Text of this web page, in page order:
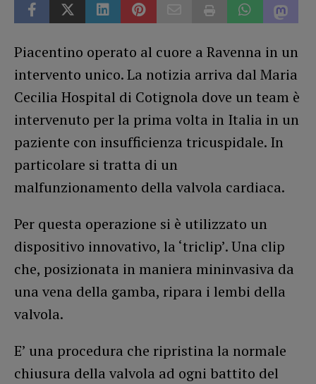
Piacentino operato al cuore a Ravenna in un
intervento unico. La notizia arriva dal Maria
Cecilia Hospital di Cotignola dove un team è
intervenuto per la prima volta in Italia in un
paziente con insufficienza tricuspidale. In
particolare si tratta di un
malfunzionamento della valvola cardiaca.
Per questa operazione si è utilizzato un
dispositivo innovativo, la ‘triclip’. Una clip
che, posizionata in maniera mininvasiva da
una vena della gamba, ripara i lembi della
valvola.
E’ una procedura che ripristina la normale
chiusura della valvola ad ogni battito del